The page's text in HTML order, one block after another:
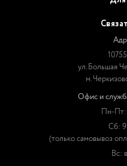
ул. Большая
м.
Офис и
Пн-
Сб:
(только самовывоз
Вс: